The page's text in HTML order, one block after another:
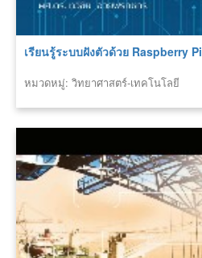
เรียนรู้ระบบฝังตัวด้วย Raspberry Pi
หมวดหมู่: วิทยาศาสตร์-เทคโนโลยี